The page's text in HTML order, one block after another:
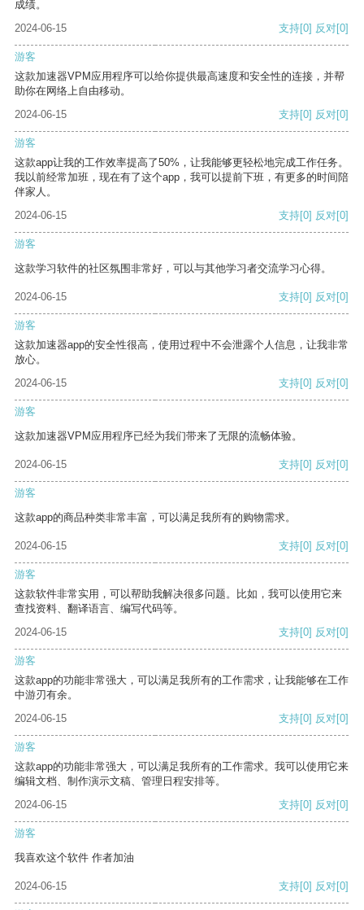
成绩。
2024-06-15
支持[0] 反对[0]
游客
这款加速器VPM应用程序可以给你提供最高速度和安全性的连接，并帮
助你在网络上自由移动。
2024-06-15
支持[0] 反对[0]
游客
这款app让我的工作效率提高了50%，让我能够更轻松地完成工作任务。
我以前经常加班，现在有了这个app，我可以提前下班，有更多的时间陪
伴家人。
2024-06-15
支持[0] 反对[0]
游客
这款学习软件的社区氛围非常好，可以与其他学习者交流学习心得。
2024-06-15 支持[0] 反对[0]
游客
这款加速器app的安全性很高，使用过程中不会泄露个人信息，让我非常
放心。
2024-06-15
支持[0] 反对[0]
游客
这款加速器VPM应用程序已经为我们带来了无限的流畅体验。
2024-06-15 支持[0] 反对[0]
游客
这款app的商品种类非常丰富，可以满足我所有的购物需求。
2024-06-15 支持[0] 反对[0]
游客
这款软件非常实用，可以帮助我解决很多问题。比如，我可以使用它来
查找资料、翻译语言、编写代码等。
2024-06-15
支持[0] 反对[0]
游客
这款app的功能非常强大，可以满足我所有的工作需求，让我能够在工作
中游刃有余。
2024-06-15
支持[0] 反对[0]
游客
这款app的功能非常强大，可以满足我所有的工作需求。我可以使用它来
编辑文档、制作演示文稿、管理日程安排等。
2024-06-15
支持[0] 反对[0]
游客
我喜欢这个软件 作者加油
2024-06-15 支持[0] 反对[0]